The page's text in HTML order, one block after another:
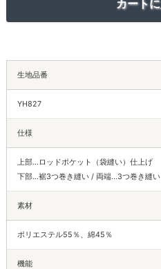
生地品番
YH827
仕様
上部…ロッドポケット（袋縫い）仕上げ
下部…裾3つ巻き縫い / 両端…3つ巻き縫い
素材
ポリエステル55％、綿45％
機能